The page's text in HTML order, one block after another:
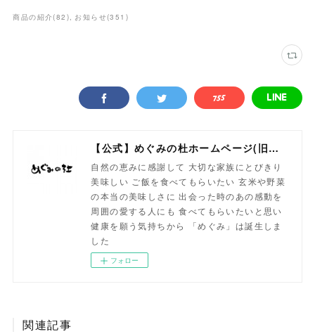
商品の紹介(82 ) お知らせ(351 )
【公式】めぐみの杜ホームページ(旧自然食工房）
自然の恵みに感謝して 大切な家族にとびきり
美味しい ご飯を食べてもらいたい 玄米や野菜
の本当の美味しさに 出会った時のあの感動を
周囲の愛する人にも 食べてもらいたいと思い
健康を願う気持ちから 「めぐみ」は誕生しま
した
フォロー
関連記事